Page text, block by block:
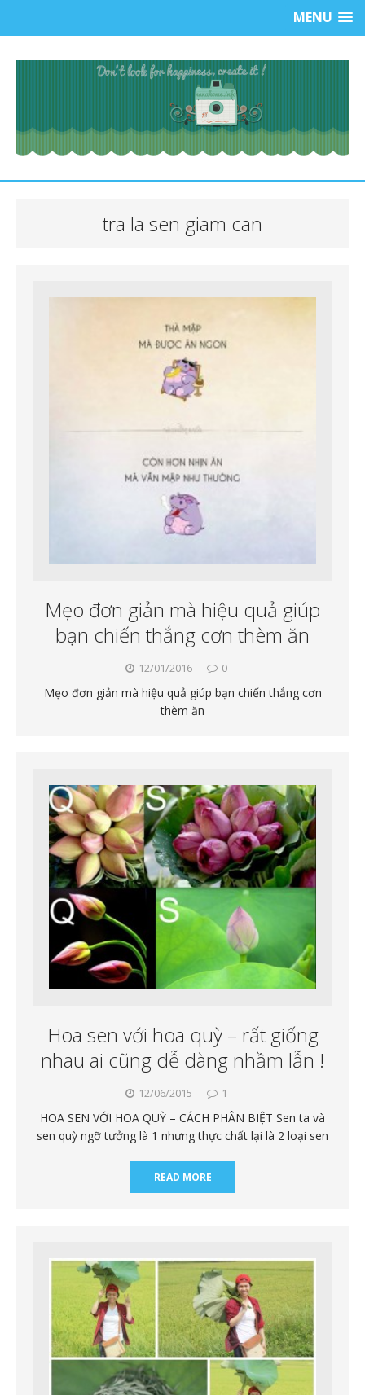
MENU
tra la sen giam can
Mẹo đơn giản mà hiệu quả giúp
bạn chiến thắng cơn thèm ăn
12/01/2016 0
Mẹo đơn giản mà hiệu quả giúp bạn chiến thắng cơn
thèm ăn
Hoa sen với hoa quỳ – rất giống
nhau ai cũng dễ dàng nhầm lẫn !
12/06/2015 1
HOA SEN VỚI HOA QUỲ – CÁCH PHÂN BIỆT Sen ta và
sen quỳ ngỡ tưởng là 1 nhưng thực chất lại là 2 loại sen
READ MORE